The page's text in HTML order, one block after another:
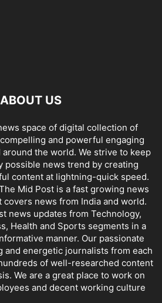
ABOUT US
space of digital collection of
and powerful engaging
the world. We strive to keep
possible news trend by creating
content at lightning-quick speed.
Mid Post is a fast growing news
news from India and world.
news updates from Technology,
Health and Sports segments in a
manner. Our passionate
and energetic journalists from each
of well-researched content
We are a great place to work on
and decent working culture